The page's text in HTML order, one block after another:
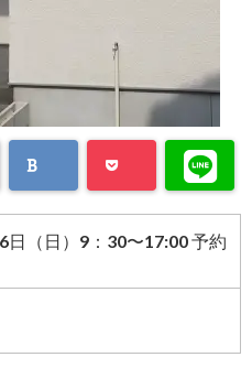
日（日）9：30〜17:00 予約